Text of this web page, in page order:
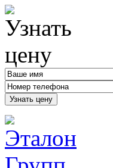
Узнать цену